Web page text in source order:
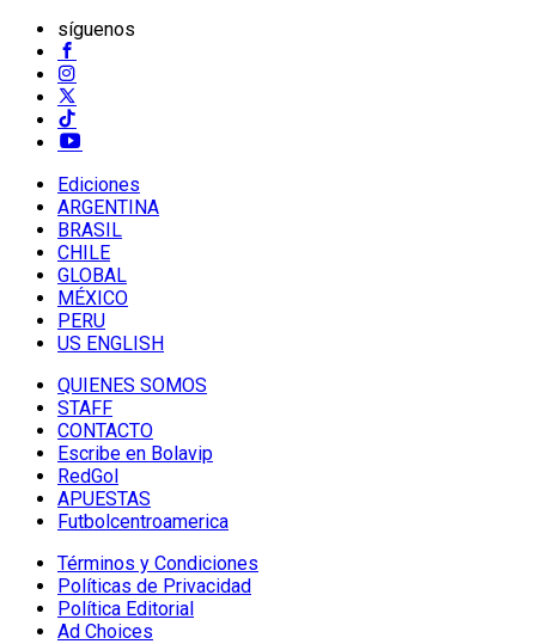
síguenos
Ediciones
ARGENTINA
BRASIL
CHILE
GLOBAL
MÉXICO
PERU
US ENGLISH
QUIENES SOMOS
STAFF
CONTACTO
Escribe en Bolavip
RedGol
APUESTAS
Futbolcentroamerica
Términos y Condiciones
Políticas de Privacidad
Política Editorial
Ad Choices